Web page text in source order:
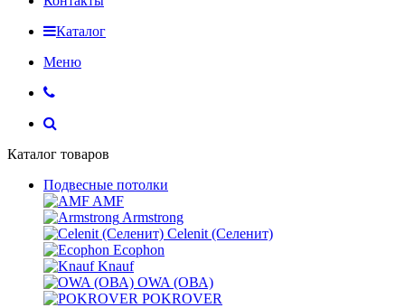
Каталог
Меню
Каталог товаров
Подвесные потолки
AMF
Armstrong
Celenit (Селенит)
Ecophon
Knauf
OWA (ОВА)
POKROVER